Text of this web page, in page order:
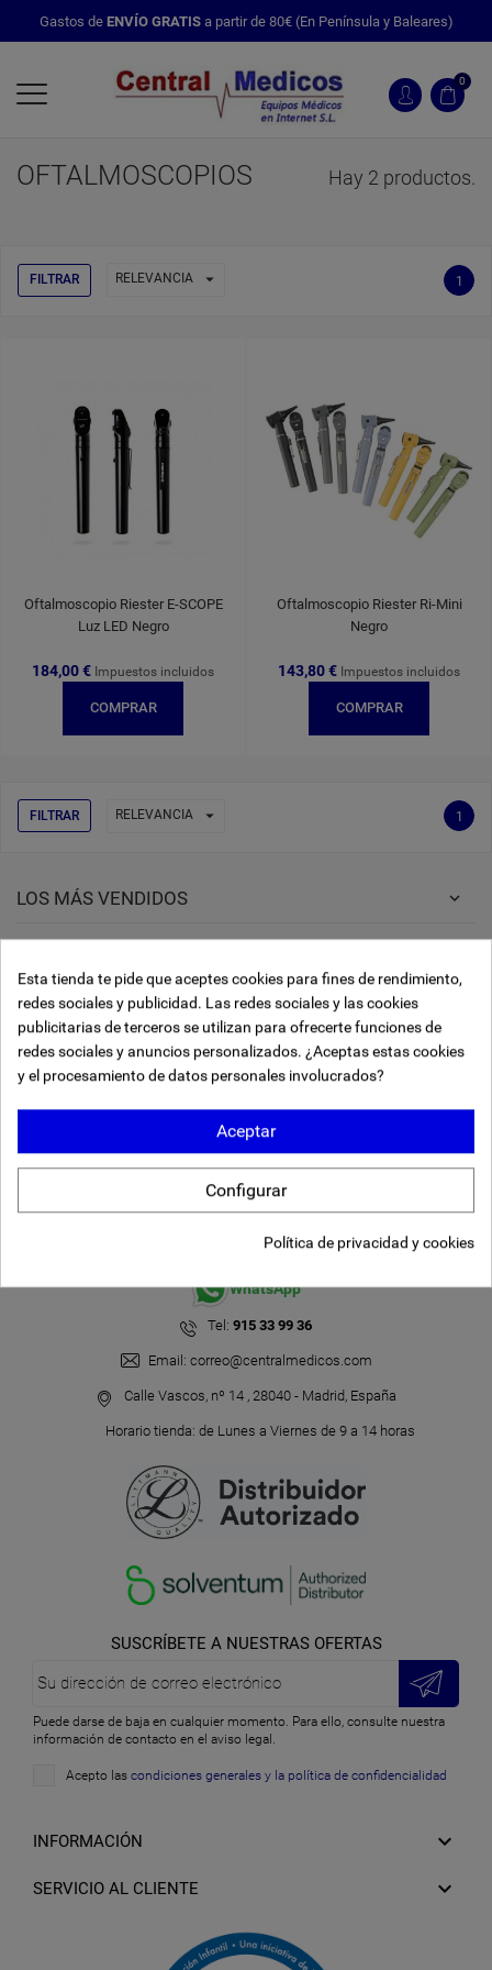
Gastos de ENVÍO GRATISa partir de 80€ (En Península y Baleares)
0
OFTALMOSCOPIOS Hay 2 productos.
LOS MÁS VENDIDOS
EN OFERTA
FILTRAR RELEVANCIA  1
Oftalmoscopio Riester E-SCOPE
Luz LED Negro
184,00 € Impuestos incluidos
COMPRAR
Oftalmoscopio Riester Ri-Mini
Negro
143,80 € Impuestos incluidos
COMPRAR
FILTRAR RELEVANCIA  1
INFORMACIÓN DE LA TIENDA
WhatsApp
Tel: 915 33 99 36
Email: correo@centralmedicos.com
Calle Vascos, nº 14 , 28040 - Madrid, España
Horario tienda: de Lunes a Viernes de 9 a 14 horas
SUSCRÍBETE A NUESTRAS OFERTAS
Puede darse de baja en cualquier momento. Para ello, consulte nuestra
información de contacto en el aviso legal.
Acepto las condiciones generales y la política de confidencialidad
INFORMACIÓN 
SERVICIO AL CLIENTE 
Esta tienda te pide que aceptes cookies para fines de rendimiento,
redes sociales y publicidad. Las redes sociales y las cookies
publicitarias de terceros se utilizan para ofrecerte funciones de
redes sociales y anuncios personalizados. ¿Aceptas estas cookies
y el procesamiento de datos personales involucrados?
Aceptar
Configurar
Política de privacidad y cookies
Consentimiento de cookies